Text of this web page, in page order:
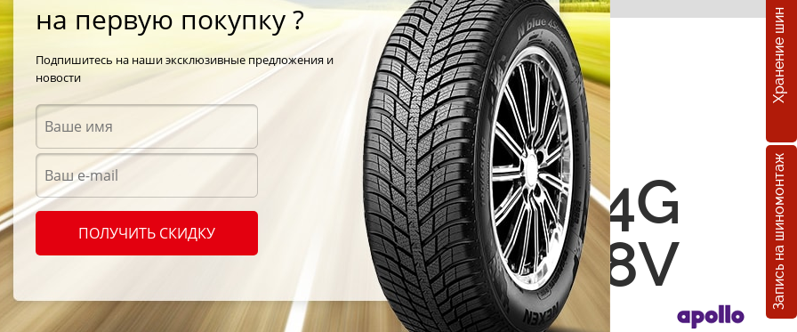
Хранение шин
Запись на шиномонтаж
Apollo Alnac 4G 195/60 R15 88V
Летние шины
Apollo Alnac 4G
195/60 R15 88V
Летние шины Apollo Летние шины 195/60 R15
на первую покупку ?
Подпишитесь на наши эксклюзивные предложения и
новости
ПОЛУЧИТЬ СКИДКУ